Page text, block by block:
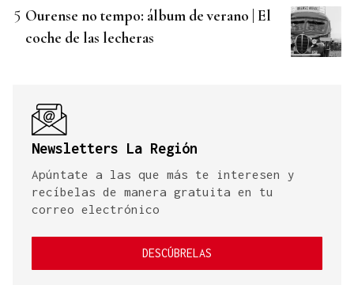
Ourense no tempo: álbum de verano | El
coche de las lecheras
Newsletters La Región
Apúntate a las que más te interesen y
recíbelas de manera gratuita en tu
correo electrónico
DESCÚBRELAS